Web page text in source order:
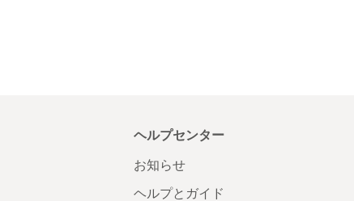
ヘルプセンター
お知らせ
ヘルプとガイド